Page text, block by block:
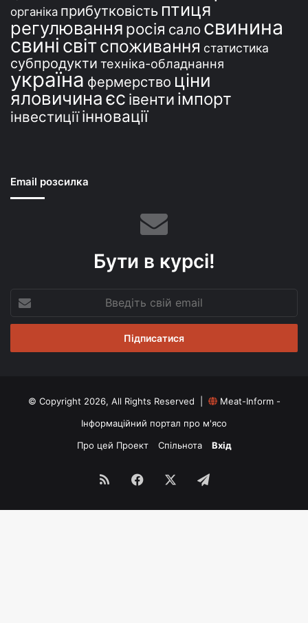
органіка прибутковість птиця
регулювання росія сало свинина
свині світспоживання статистика
субпродукти техніка-обладнання
україна фермерство ціни
яловичинаєс івенти імпорт
інвестиції інновації
Email розсилка
Бути в курсі!
свій
email
© Copyright 2026, All Rights Reserved |
Meat-Inform -
Інформаційний портал про м'ясо
Про цей Проект
Спільнота Вхід
RSS Facebook